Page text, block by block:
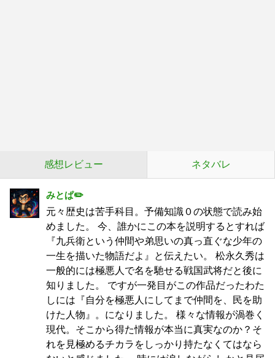
感想レビュー ネタバレ
みとぱ✏️
元々歴史は苦手科目。予備知識０の状態で読み始
めました。 今、誰かにこの本を説明するとすれば
『九兵衛という仲間や弟思いの真っ直ぐな少年の
一生を描いた物語だよ』と伝えたい。 松永久秀は
一般的には極悪人で名を馳せる戦国武将だと後に
知りました。 ですが一発目がこの作品だったわた
しには『自分を極悪人にしてまで仲間を、民を助
けた人物』。になりました。 様々な情報が渦巻く
現代。そこから得た情報が本当に真実なのか？そ
れを見極めるチカラをしっかり持たなくてはなら